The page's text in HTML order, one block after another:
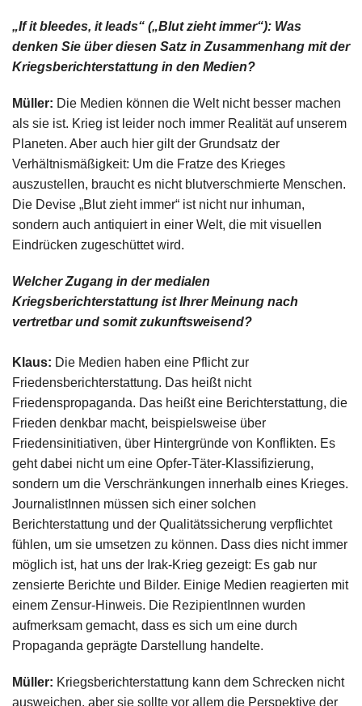
„If it bleedes, it leads“ („Blut zieht immer“): Was
denken Sie über diesen Satz in Zusammenhang mit der
Kriegsberichterstattung in den Medien?
Müller: Die Medien können die Welt nicht besser machen
als sie ist. Krieg ist leider noch immer Realität auf unserem
Planeten. Aber auch hier gilt der Grundsatz der
Verhältnismäßigkeit: Um die Fratze des Krieges
auszustellen, braucht es nicht blutverschmierte Menschen.
Die Devise „Blut zieht immer“ ist nicht nur inhuman,
sondern auch antiquiert in einer Welt, die mit visuellen
Eindrücken zugeschüttet wird.
Welcher Zugang in der medialen
Kriegsberichterstattung ist Ihrer Meinung nach
vertretbar und somit zukunftsweisend?
Klaus: Die Medien haben eine Pflicht zur
Friedensberichterstattung. Das heißt nicht
Friedenspropaganda. Das heißt eine Berichterstattung, die
Frieden denkbar macht, beispielsweise über
Friedensinitiativen, über Hintergründe von Konflikten. Es
geht dabei nicht um eine Opfer-Täter-Klassifizierung,
sondern um die Verschränkungen innerhalb eines Krieges.
JournalistInnen müssen sich einer solchen
Berichterstattung und der Qualitätssicherung verpflichtet
fühlen, um sie umsetzen zu können. Dass dies nicht immer
möglich ist, hat uns der Irak-Krieg gezeigt: Es gab nur
zensierte Berichte und Bilder. Einige Medien reagierten mit
einem Zensur-Hinweis. Die RezipientInnen wurden
aufmerksam gemacht, dass es sich um eine durch
Propaganda geprägte Darstellung handelte.
Müller: Kriegsberichterstattung kann dem Schrecken nicht
ausweichen, aber sie sollte vor allem die Perspektive der